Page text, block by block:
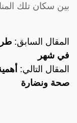
بين سكان تلك
المقال السابق:
في شهر
المقال التالي:
صحة ونضارة